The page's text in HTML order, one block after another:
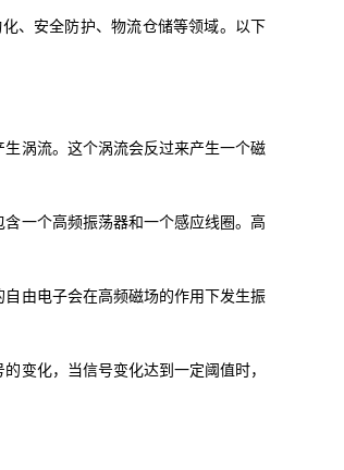
、安全防护、物流仓储等领域。以下
涡流。这个涡流会反过来产生一个磁
一个高频振荡器和一个感应线圈。高
由电子会在高频磁场的作用下发生振
变化，当信号变化达到一定阈值时，